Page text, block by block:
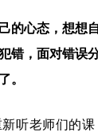
的心态，想想
错，面对错误
。
听老师们的